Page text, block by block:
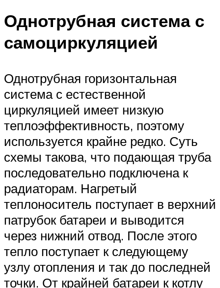
Однотрубная система с
самоциркуляцией
Однотрубная горизонтальная
система с естественной
циркуляцией имеет низкую
теплоэффективность, поэтому
используется крайне редко. Суть
схемы такова, что подающая труба
последовательно подключена к
радиаторам. Нагретый
теплоноситель поступает в верхний
патрубок батареи и выводится
через нижний отвод. После этого
тепло поступает к следующему
узлу отопления и так до последней
точки. От крайней батареи к котлу